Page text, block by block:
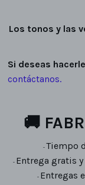
Los tonos y las
Si deseas
contáctanos.
🚚
- Tiempo
- Entrega gratis
- Entregas